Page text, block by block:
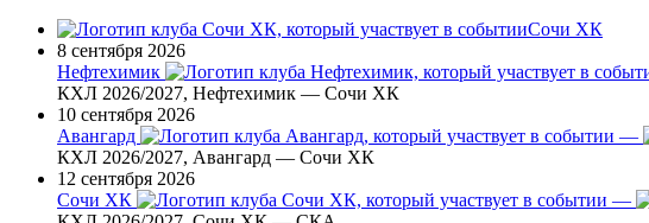
Сочи ХК
8 сентября 2026
Нефтехимик
КХЛ 2026/2027, Нефтехимик — Сочи ХК
10 сентября 2026
Авангард
—
КХЛ 2026/2027, Авангард — Сочи ХК
12 сентября 2026
Сочи ХК
—